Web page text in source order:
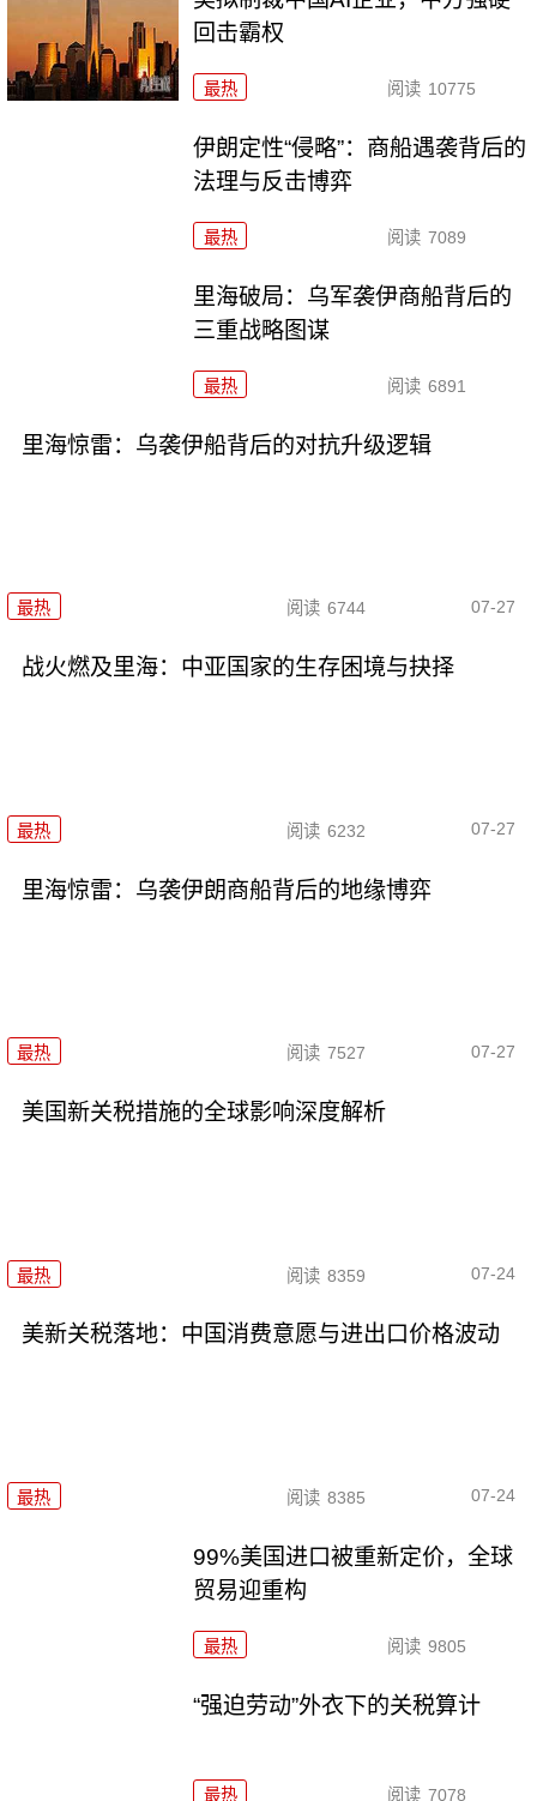
回击霸权
最热 阅读 10775
伊朗定性“侵略”：商船遇袭背后的
法理与反击博弈
最热 阅读 7089
里海破局：乌军袭伊商船背后的
三重战略图谋
最热 阅读 6891
里海惊雷：乌袭伊船背后的对抗升级逻辑
最热 阅读 6744 07-27
战火燃及里海：中亚国家的生存困境与抉择
最热 阅读 6232 07-27
里海惊雷：乌袭伊朗商船背后的地缘博弈
最热 阅读 7527 07-27
美国新关税措施的全球影响深度解析
最热 阅读 8359 07-24
美新关税落地：中国消费意愿与进出口价格波动
最热 阅读 8385 07-24
99%美国进口被重新定价，全球
贸易迎重构
最热 阅读 9805
“强迫劳动”外衣下的关税算计
最热 阅读 7078